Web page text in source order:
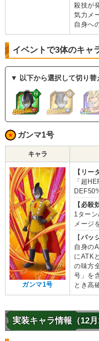
殺技が
気力メ
自身へ
イベントで3体のキャ
▼ 以下から選択して切り替
ガンマ1号
キャラ
ガンマ1号
【リー
「超
【必殺
1ター
メージ
【 パッ
自身の
にATK
の味方
号」を
とき高
実装キャラ情報（12月